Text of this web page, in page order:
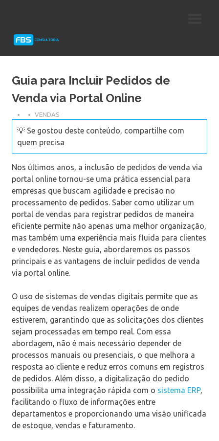
Protheus
Guia para Incluir Pedidos de
Venda via Portal Online
VENDAS
💡 Se gostou deste conteúdo, compartilhe com
quem precisa
Nos últimos anos, a inclusão de pedidos de venda via
portal online tornou-se uma prática essencial para
empresas que buscam agilidade e precisão no
processamento de pedidos. Saber como utilizar um
portal de vendas para registrar pedidos de maneira
eficiente permite não apenas uma melhor organização,
mas também uma experiência mais fluida para clientes
e vendedores. Neste guia, abordaremos os passos
principais e as vantagens de incluir pedidos de venda
via portal online.
O uso de sistemas de vendas digitais permite que as
equipes de vendas realizem operações de onde
estiverem, garantindo que as solicitações dos clientes
sejam processadas em tempo real. Com essa
abordagem, não é mais necessário depender de
processos manuais ou presenciais, o que melhora a
resposta ao cliente e reduz erros comuns em registros
de pedidos. Além disso, a digitalização do pedido
possibilita uma integração rápida com o sistema ERP,
facilitando o fluxo de informações entre
departamentos e proporcionando uma visão unificada
de estoque, vendas e faturamento.